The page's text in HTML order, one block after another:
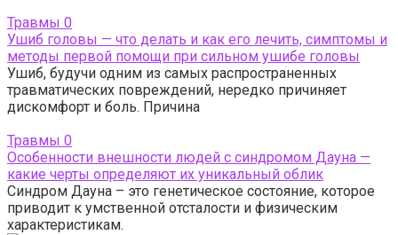
Травмы 0
Ушиб головы — что делать и как его лечить, симптомы и
методы первой помощи при сильном ушибе головы
Ушиб, будучи одним из самых распространенных
травматических повреждений, нередко причиняет
дискомфорт и боль. Причина
Травмы 0
Особенности внешности людей с синдромом Дауна —
какие черты определяют их уникальный облик
Синдром Дауна – это генетическое состояние, которое
приводит к умственной отсталости и физическим
характеристикам.